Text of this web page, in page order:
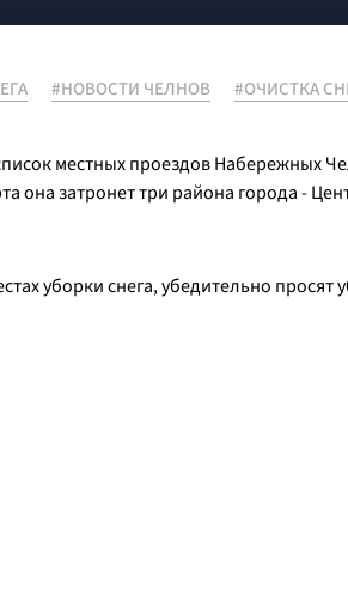
#НОВОСТИ ЧЕЛНОВ #ОЧИСТКА
местных проездов Набережных
она затронет три района города -
уборки снега, убедительно просят